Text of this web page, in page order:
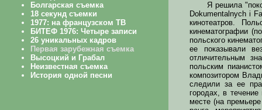
Я решила
Dokumentalnych i
кинотеатров.
кинематографии
польского
ее показывали
отличительным
польским
композитором
следили за ее
городах, в
месте (на